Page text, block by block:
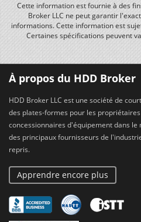
Cette information est fournie à des
Broker LLC ne peut garantir
informations. Cette information est
Certaines spécifications peuvent
À propos du HDD Broker
HDD Broker LLC est une société de
des plates-formes pour les
concessionnaires d'équipement dans
des principaux fournisseurs de
repris.
Apprendre encore plus